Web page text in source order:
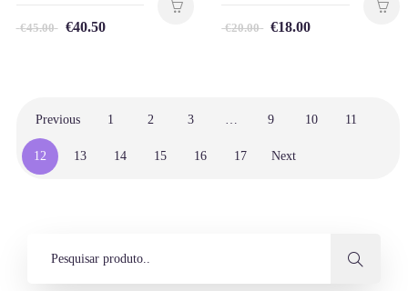
€45.00 €40.50 €20.00 €18.00
Previous 1 2 3 … 9 10 11
12 13 14 15 16 17 Next